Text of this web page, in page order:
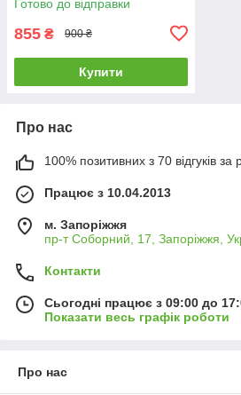
Готово до відправки
855 ₴ 900 ₴
Купити
Про нас
100% позитивних з 70 відгуків за
Працює з 10.04.2013
м. Запоріжжя
пр-т Соборний, 17, Запоріжжя,
Контакти
Сьогодні працює з 09:00 до
Показати весь графік роботи
Про нас